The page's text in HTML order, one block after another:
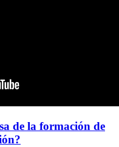
de la formación de